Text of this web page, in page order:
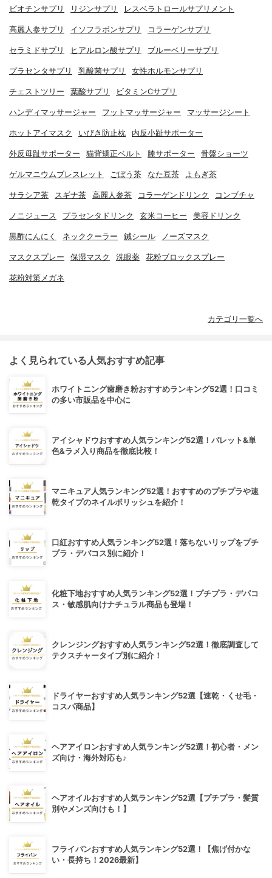
ビオチンサプリ リジンサプリ レスベラトロールサプリメント
高麗人参サプリ イソフラボンサプリ コラーゲンサプリ
セラミドサプリ ヒアルロン酸サプリ ブルーベリーサプリ
プラセンタサプリ 乳酸菌サプリ 女性ホルモンサプリ
チェストツリー 葉酸サプリ ビタミンCサプリ
ハンディマッサージャー フットマッサージャー マッサージシート
ホットアイマスク いびき防止枕 内反小趾サポーター
外反母趾サポーター 猫背矯正ベルト 膝サポーター 骨盤ショーツ
ゲルマニウムブレスレット ごぼう茶 なた豆茶 よもぎ茶
サラシア茶 スギナ茶 高麗人参茶 コラーゲンドリンク コンブチャ
ノニジュース プラセンタドリンク 玄米コーヒー 美容ドリンク
黒酢にんにく ネッククーラー 鍼シール ノーズマスク
マスクスプレー 保湿マスク 洗眼薬 花粉ブロックスプレー
花粉対策メガネ
カテゴリ一覧へ
よく見られている人気おすすめ記事
ホワイトニング歯磨き粉おすすめランキング52選！口コミ
の多い市販品を中心に
アイシャドウおすすめ人気ランキング52選！パレット&単
色&ラメ入り商品を徹底比較！
マニキュア人気ランキング52選！おすすめのプチプラや速
乾タイプのネイルポリッシュを紹介！
口紅おすすめ人気ランキング52選！落ちないリップをプチ
プラ・デパコス別に紹介！
化粧下地おすすめ人気ランキング52選！プチプラ・デパコ
ス・敏感肌向けナチュラル商品も登場！
クレンジングおすすめ人気ランキング52選！徹底調査して
テクスチャータイプ別に紹介！
ドライヤーおすすめ人気ランキング52選【速乾・くせ毛・
コスパ商品】
ヘアアイロンおすすめ人気ランキング52選！初心者・メン
ズ向け・海外対応も♪
ヘアオイルおすすめ人気ランキング52選【プチプラ・髪質
別やメンズ向けも！】
フライパンおすすめ人気ランキング52選！【焦げ付かな
い・長持ち！2026最新】